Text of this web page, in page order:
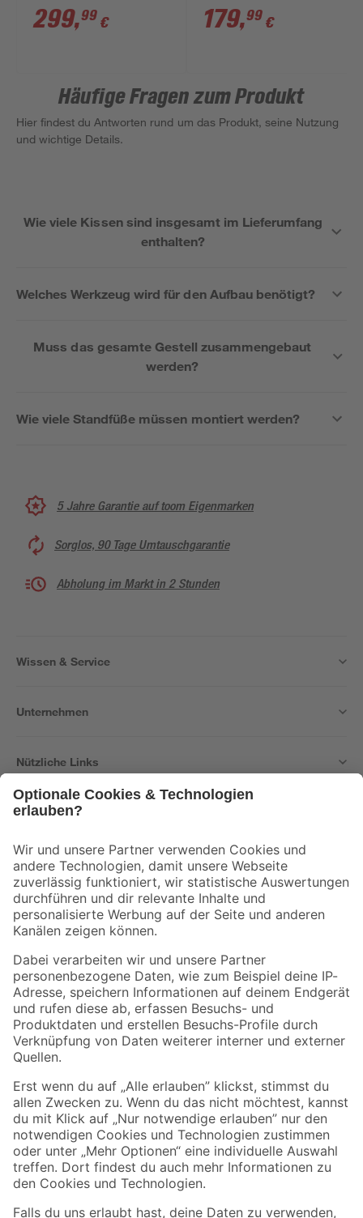
94 x 74 x 210 cm
299,99 €
99 x 79 cm
179,99 €
Häufige Fragen zum Produkt
Hier findest du Antworten rund um das Produkt, seine Nutzung
und wichtige Details.
Wie viele Kissen sind insgesamt im Lieferumfang
enthalten?
Welches Werkzeug wird für den Aufbau benötigt?
Muss das gesamte Gestell zusammengebaut
werden?
Wie viele Standfüße müssen montiert werden?
5 Jahre Garantie auf toom Eigenmarken
Sorglos, 90 Tage Umtauschgarantie
Abholung im Markt in 2 Stunden
Wissen & Service
Unternehmen
Nützliche Links
Der toom Newsletter: Keine Angebote und Aktionen mehr verpassen!
Zur Newsletter Anmeldung
Folge uns
Zahlungsarten Versandarten
Sicher einkaufen
Jetzt die toom-App herunterladen